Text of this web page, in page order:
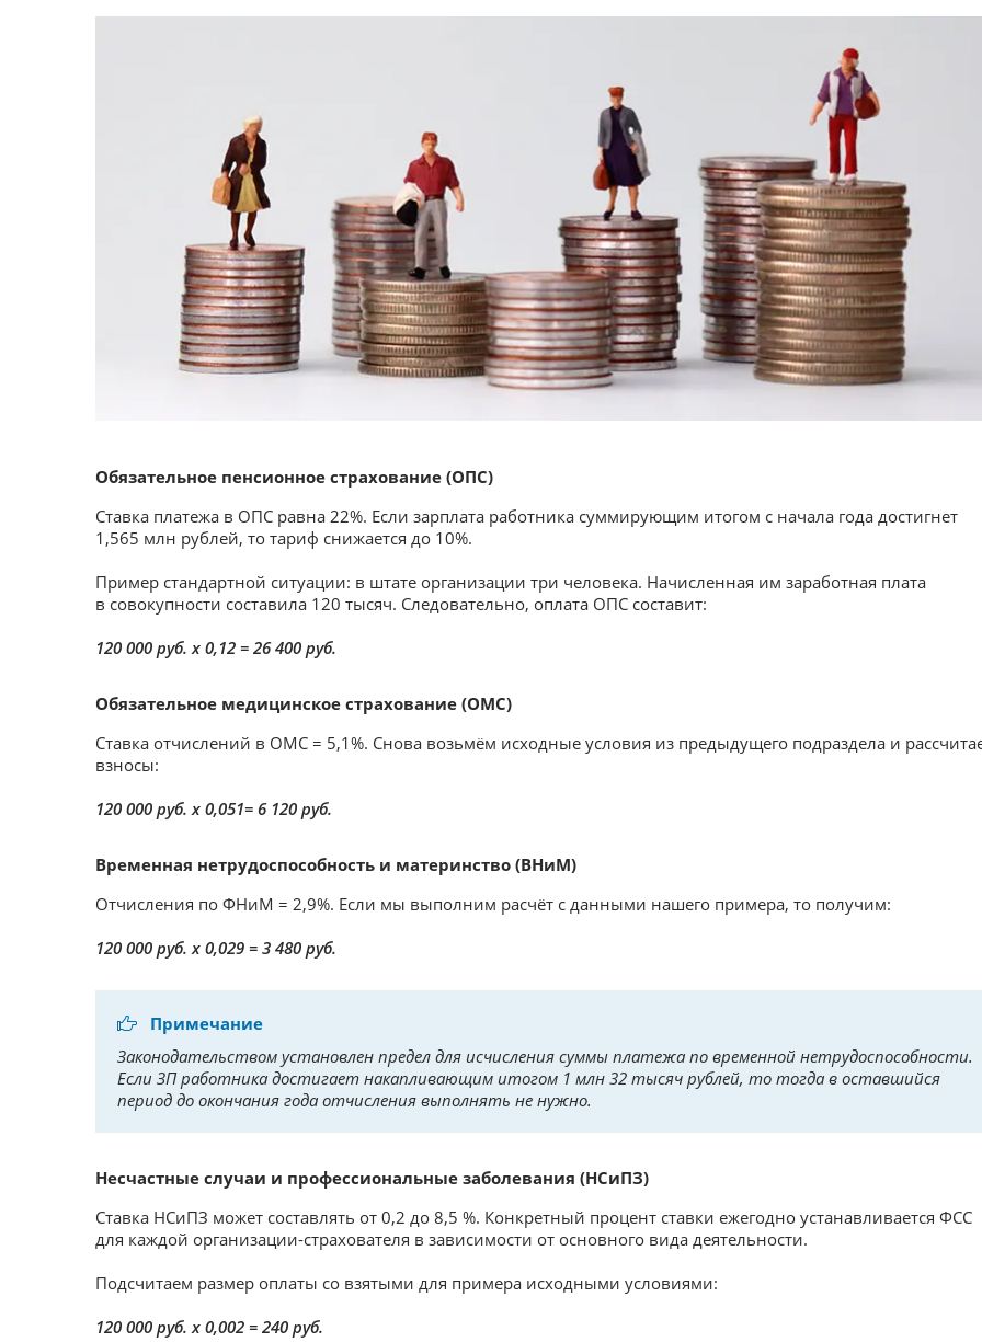
Обязательное пенсионное страхование (ОПС)
Ставка платежа в ОПС равна 22%. Если зарплата работника суммирующим итогом с начала года достигнет
1,565 млн рублей, то тариф снижается до 10%.
Пример стандартной ситуации: в штате организации три человека. Начисленная им заработная плата
в совокупности составила 120 тысяч. Следовательно, оплата ОПС составит:
120 000 руб. х 0,12 = 26 400 руб.
Обязательное медицинское страхование (ОМС)
Ставка отчислений в ОМС = 5,1%. Снова возьмём исходные условия из предыдущего подраздела и
взносы:
120 000 руб. х 0,051= 6 120 руб.
Временная нетрудоспособность и материнство (ВНиМ)
Отчисления по ФНиМ = 2,9%. Если мы выполним расчёт с данными нашего примера, то получим:
120 000 руб. х 0,029 = 3 480 руб.
Примечание
Законодательством установлен предел для исчисления суммы платежа по временной нетрудоспособности.
Если ЗП работника достигает накапливающим итогом 1 млн 32 тысяч рублей, то тогда в оставшийся
период до окончания года отчисления выполнять не нужно.
Несчастные случаи и профессиональные заболевания (НСиПЗ)
Ставка НСиПЗ может составлять от 0,2 до 8,5 %. Конкретный процент ставки ежегодно устанавливается ФСС
для каждой организации-страхователя в зависимости от основного вида деятельности.
Подсчитаем размер оплаты со взятыми для примера исходными условиями:
120 000 руб. x 0,002 = 240 руб.